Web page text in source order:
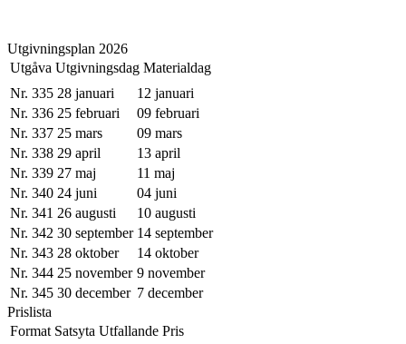
Utgivningsplan 2026
Utgåva Utgivningsdag Materialdag
Nr. 335 28 januari
12 januari
Nr. 336 25 februari
09 februari
Nr. 337 25 mars
09 mars
Nr. 338 29 april
13 april
Nr. 339 27 maj
11 maj
Nr. 340 24 juni
04 juni
Nr. 341 26 augusti
10 augusti
Nr. 342 30 september 14 september
Nr. 343 28 oktober
14 oktober
Nr. 344 25 november 9 november
Nr. 345 30 december 7 december
Prislista
Format Satsyta Utfallande Pris